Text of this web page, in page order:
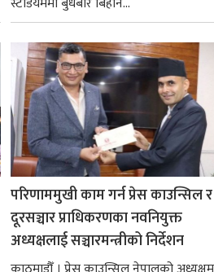
परिणाममुखी काम गर्न प्रेस काउन्सिल र
दूरसञ्चार प्राधिकरणका नवनियुक्त
अध्यक्षलाई सञ्चारमन्त्रीको निर्देशन